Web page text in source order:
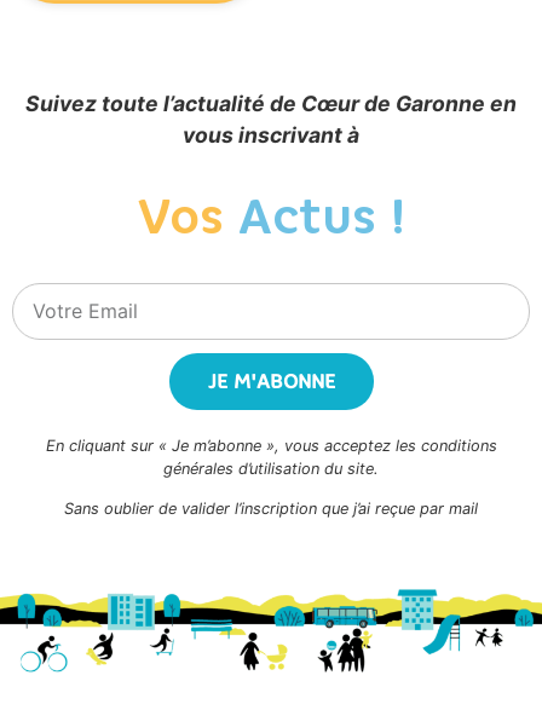
Suivez toute l’actualité de Cœur de Garonne en
vous inscrivant à
Vos Actus !
JE M'ABONNE
En cliquant sur « Je m’abonne », vous acceptez les conditions
générales d’utilisation du site.
Sans oublier de valider l’inscription que j’ai reçue par mail